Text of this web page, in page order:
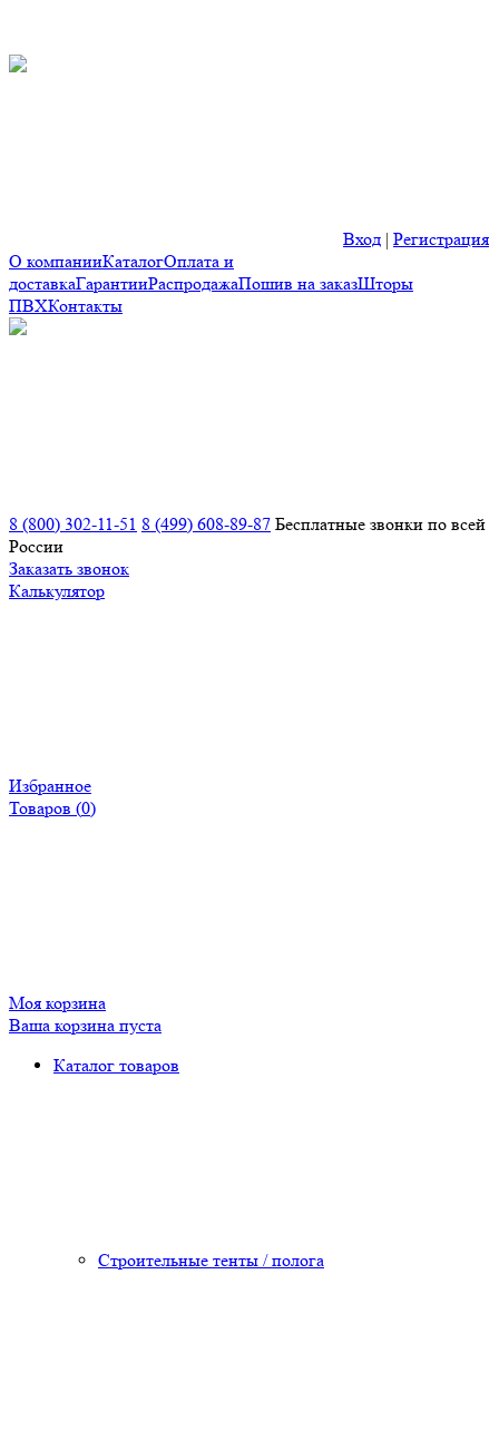
Вход | Регистрация
О компанииКаталогОплата и
доставкаГарантииРаспродажаПошив на заказШторы
ПВХКонтакты
8 (800) 302-11-51 8 (499) 608-89-87 Бесплатные звонки по всей
России
Заказать звонок
Калькулятор
Избранное
Товаров (0)
Моя корзина
Ваша корзина пуста
Каталог товаров
Строительные тенты / полога